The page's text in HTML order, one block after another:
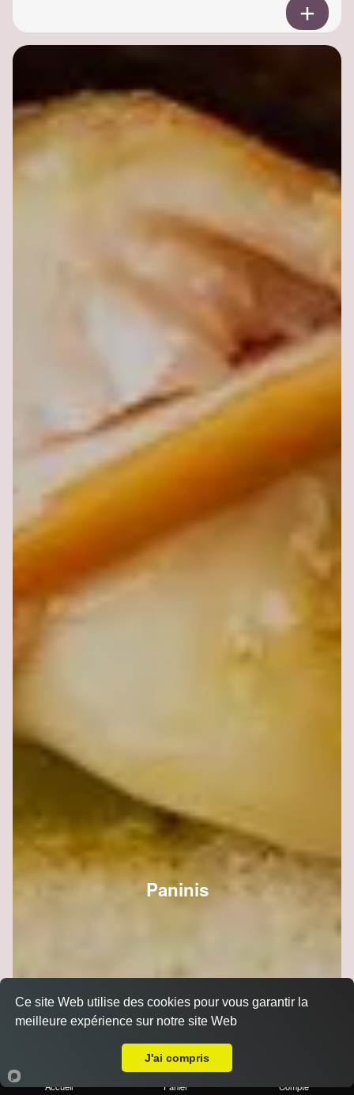
Paninis
Accueil Panier Compte
Ce site Web utilise des cookies pour vous garantir la
meilleure expérience sur notre site Web
J'ai compris